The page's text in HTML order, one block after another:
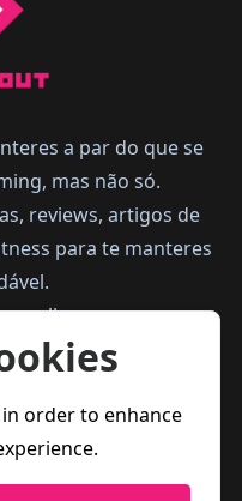
a par do que se
mas não só.
reviews, artigos de
para te manteres
melhor.
order to enhance